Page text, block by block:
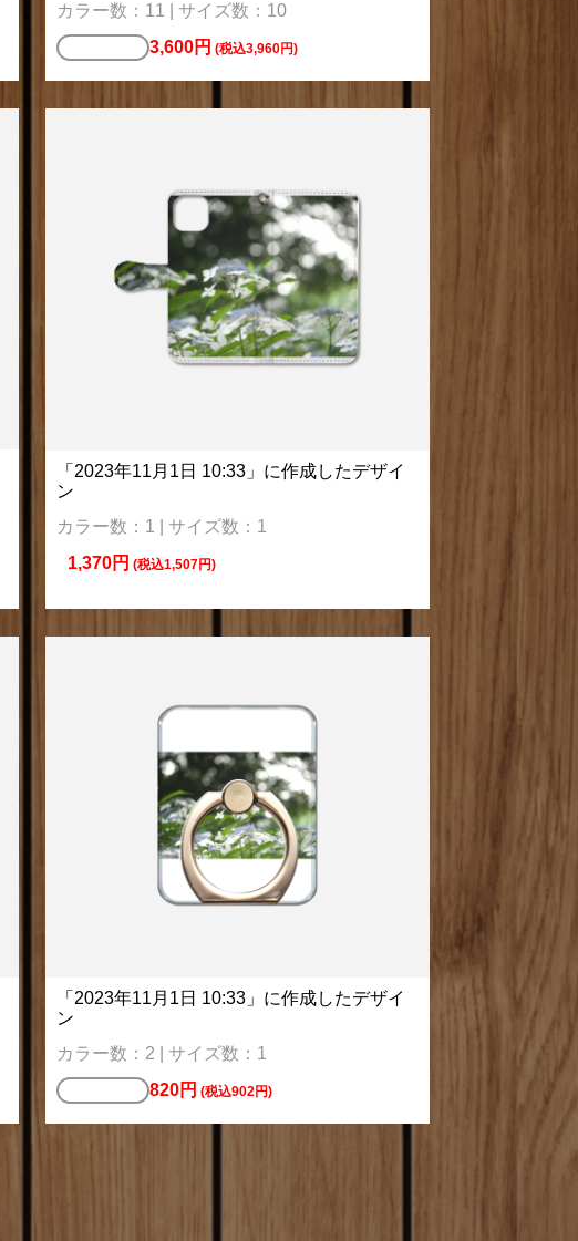
カラー数：11 | サイズ数：10
3,600円 (税込3,960円)
「2023年11月1日 10:33」に作成したデザイ
ン
カラー数：1 | サイズ数：1
1,370円 (税込1,507円)
「2023年11月1日 10:33」に作成したデザイ
ン
カラー数：2 | サイズ数：1
820円 (税込902円)